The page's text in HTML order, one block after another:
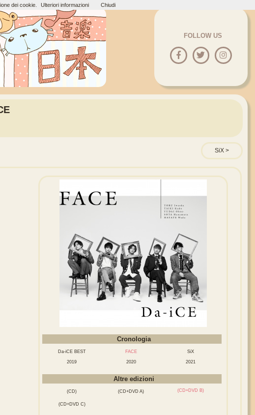
FOLLOW US
SiX
Cronologia
Da-iCE BEST
2019
FACE
2020
SiX
2021
Altre edizioni
(CD) (CD+DVD A) (CD+DVD B)
(CD+DVD C)
dei cookie. Ulteriori informazioni Chiudi